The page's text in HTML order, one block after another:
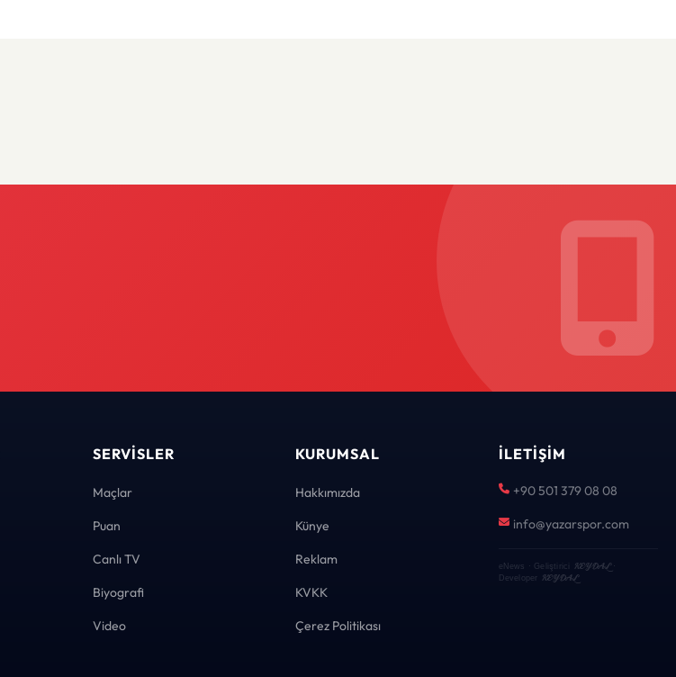
SERVISLER
Maçlar
Puan
Canlı TV
Biyografi
Video
KURUMSAL
Hakkımızda
Künye
Reklam
KVKK
Çerez Politikası
İLETIŞIM
+90 501 379 08 08
info@yazarspor.com
eNews · Geliştirici KEYDAL·
Developer KEYDAL